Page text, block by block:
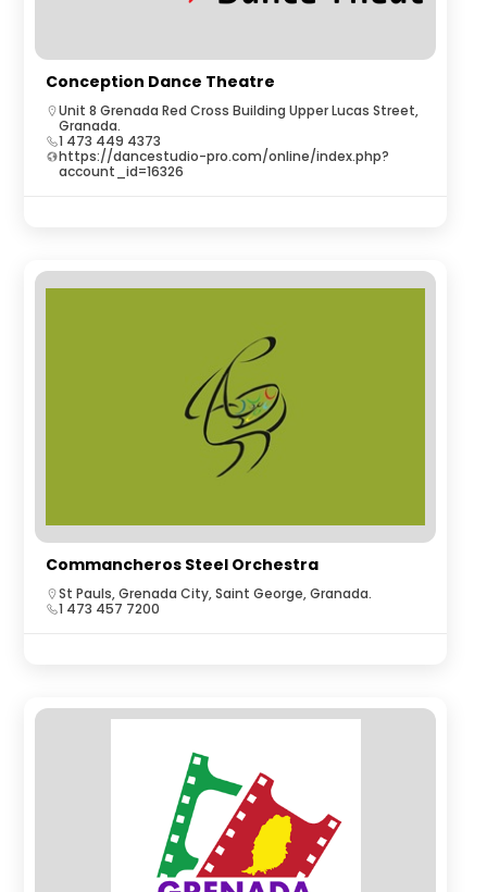
Conception Dance Theatre
Unit 8 Grenada Red Cross Building Upper Lucas Street,
Granada.
1 473 449 4373
https://dancestudio-pro.com/online/index.php?
account_id=16326
Commancheros Steel Orchestra
St Pauls, Grenada City, Saint George, Granada.
1 473 457 7200